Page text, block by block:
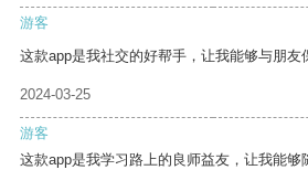
游客
这款app是我社交的好帮手，让我能够与朋友
2024-03-25
游客
这款app是我学习路上的良师益友，让我能